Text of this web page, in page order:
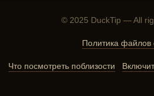
© 2025 DuckTip — All
Политика файлов
Что посмотреть поблизости